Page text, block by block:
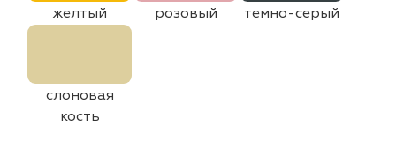
желтый розовый темно-серый
слоновая
кость